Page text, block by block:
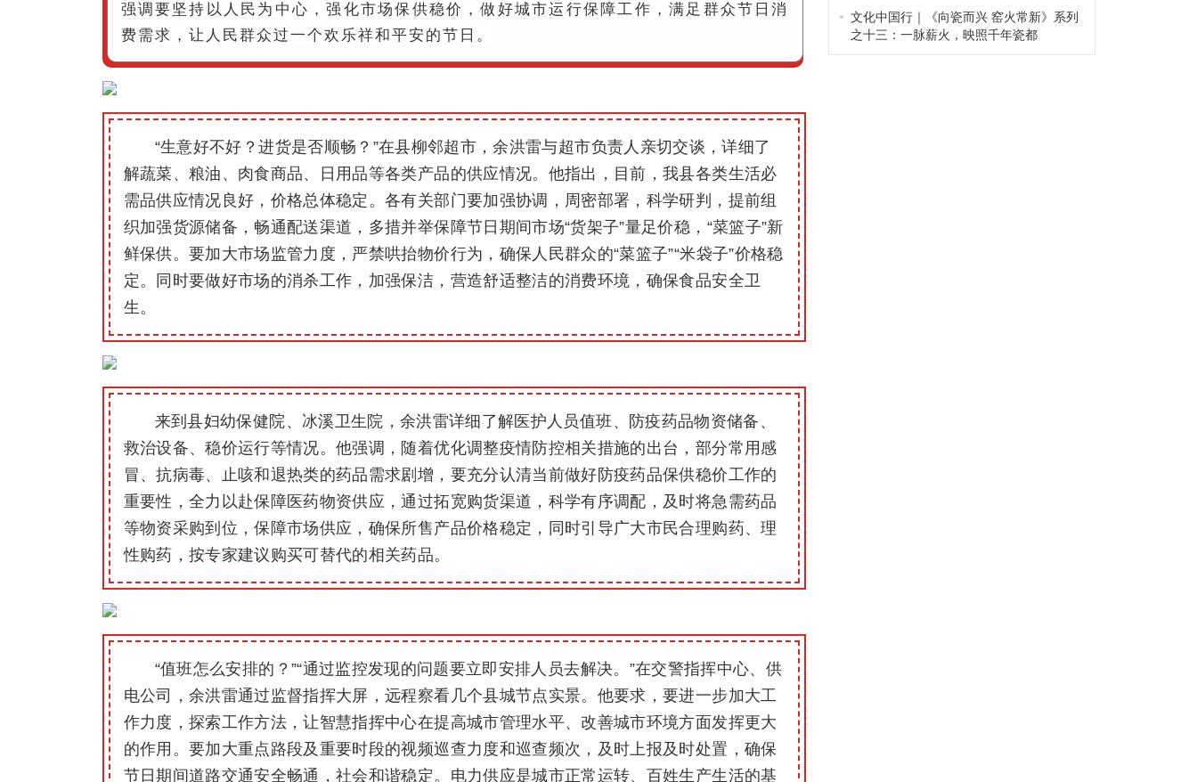
强调要坚持以人民为中心，强化市场保供稳价，做好城市运行保障工作，满足群众节日消
费需求，让人民群众过一个欢乐祥和平安的节日。
“生意好不好？进货是否顺畅？”在县柳邻超市，余洪雷与超市负责人亲切交谈，详细了
解蔬菜、粮油、肉食商品、日用品等各类产品的供应情况。他指出，目前，我县各类生活必
需品供应情况良好，价格总体稳定。各有关部门要加强协调，周密部署，科学研判，提前组
织加强货源储备，畅通配送渠道，多措并举保障节日期间市场“货架子”量足价稳，“菜篮子”新
鲜保供。要加大市场监管力度，严禁哄抬物价行为，确保人民群众的“菜篮子”“米袋子”价格稳
定。同时要做好市场的消杀工作，加强保洁，营造舒适整洁的消费环境，确保食品安全卫
生。
来到县妇幼保健院、冰溪卫生院，余洪雷详细了解医护人员值班、防疫药品物资储备、
救治设备、稳价运行等情况。他强调，随着优化调整疫情防控相关措施的出台，部分常用感
冒、抗病毒、止咳和退热类的药品需求剧增，要充分认清当前做好防疫药品保供稳价工作的
重要性，全力以赴保障医药物资供应，通过拓宽购货渠道，科学有序调配，及时将急需药品
等物资采购到位，保障市场供应，确保所售产品价格稳定，同时引导广大市民合理购药、理
性购药，按专家建议购买可替代的相关药品。
“值班怎么安排的？”“通过监控发现的问题要立即安排人员去解决。”在交警指挥中心、供
电公司，余洪雷通过监督指挥大屏，远程察看几个县城节点实景。他要求，要进一步加大工
作力度，探索工作方法，让智慧指挥中心在提高城市管理水平、改善城市环境方面发挥更大
的作用。要加大重点路段及重要时段的视频巡查力度和巡查频次，及时上报及时处置，确保
节日期间道路交通安全畅通，社会和谐稳定。电力供应是城市正常运转、百姓生产生活的基
文化中国行｜《向瓷而兴 窑火常新》系列
之十三：一脉薪火，映照千年瓷都